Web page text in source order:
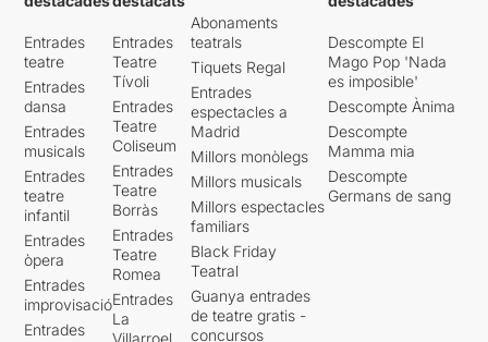
Entrades
teatre
Entrades
dansa
Entrades
musicals
Entrades
teatre
infantil
Entrades
òpera
Entrades
improvisació
Entrades
Entrades
Teatre
Tívoli
Entrades
Teatre
Coliseum
Entrades
Teatre
Borràs
Entrades
Teatre
Romea
Entrades
La
Villarroel
Abonaments
teatrals
Tiquets Regal
Entrades
espectacles a
Madrid
Millors monòlegs
Millors musicals
Millors espectacles
familiars
Black Friday
Teatral
Guanya entrades
de teatre gratis -
concursos
Descompte El
Mago Pop 'Nada
es imposible'
Descompte Ànima
Descompte
Mamma mia
Descompte
Germans de sang